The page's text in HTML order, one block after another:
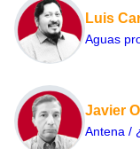
Luis
Aguas
Javier
Antena /